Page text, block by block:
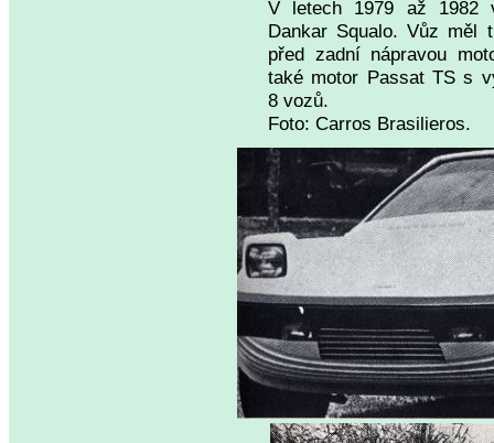
V letech 1979 až 1982
Dankar Squalo. Vůz měl
před zadní nápravou
také motor Passat TS s
8 vozů.
Foto: Carros Brasilieros.